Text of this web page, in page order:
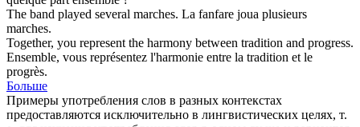
The band played several marches. La fanfare joua plusieurs
marches.
Together, you represent the harmony between tradition and progress.
Ensemble, vous représentez l'harmonie entre la tradition et le
progrès.
Больше
Примеры употребления слов в разных контекстах
предоставляются исключительно в лингвистических целях, т.